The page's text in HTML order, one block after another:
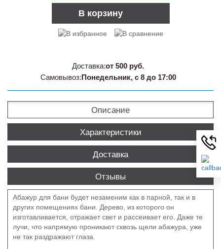
В корзину
Доставка:от 500 руб.
Самовывоз:Понедельник, с 8 до 17:00
Описание
Характеристики
Доставка
Отзывы
Абажур для бани будет незаменим как в парной, так и в
других помещениях бани. Дерево, из которого он
изготавливается, отражает свет и рассеивает его. Даже те
лучи, что напрямую проникают сквозь щели абажура, уже
не так раздражают глаза.